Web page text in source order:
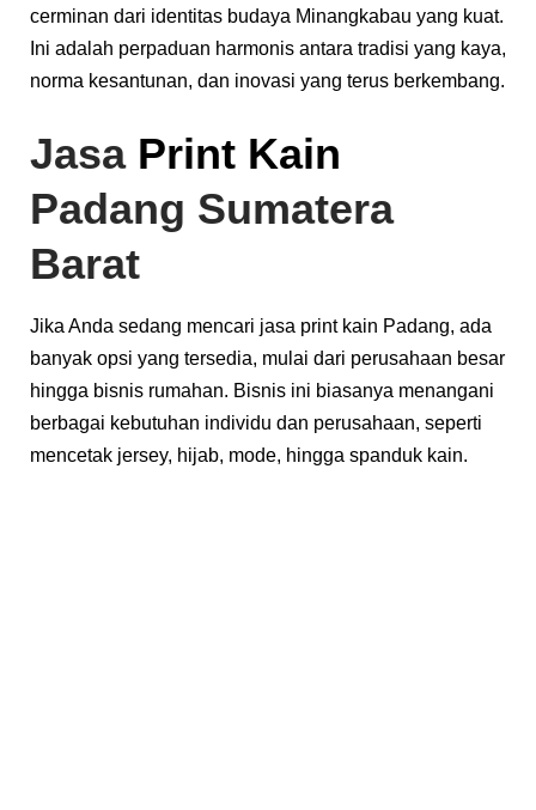
cerminan dari identitas budaya Minangkabau yang kuat.
Ini adalah perpaduan harmonis antara tradisi yang kaya,
norma kesantunan, dan inovasi yang terus berkembang.
Jasa Print Kain
Padang Sumatera
Barat
Jika Anda sedang mencari jasa print kain Padang, ada
banyak opsi yang tersedia, mulai dari perusahaan besar
hingga bisnis rumahan. Bisnis ini biasanya menangani
berbagai kebutuhan individu dan perusahaan, seperti
mencetak jersey, hijab, mode, hingga spanduk kain.